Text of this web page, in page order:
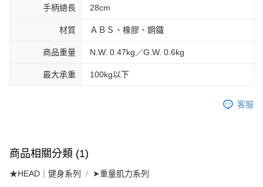
手柄總長 28cm
材質 ＡＢＳ、橡膠、鋼鐵
商品重量 N.W. 0.47kg／G.W. 0.6kg
最大承重 100kg以下
客服
商品相關分類 (1)
★HEAD｜健身系列 ➤重量肌力系列